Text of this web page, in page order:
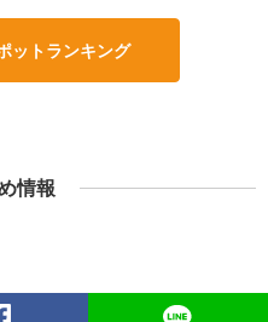
ットランキング
情報